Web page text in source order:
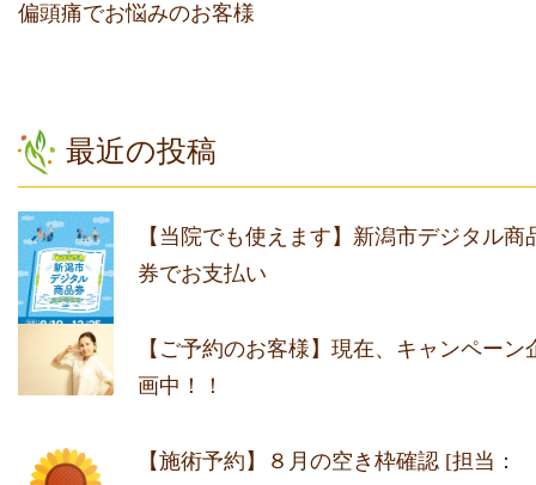
偏頭痛でお悩みのお客様
最近の投稿
【当院でも使えます】新潟市デジタル商
券でお支払い
【ご予約のお客様】現在、キャンペーン
画中！！
【施術予約】８月の空き枠確認 [担当：